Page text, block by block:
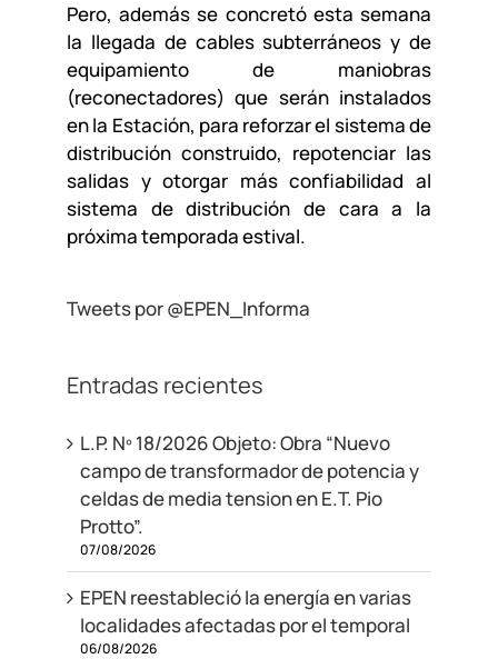
Pero, además se concretó esta semana
la llegada de cables subterráneos y de
equipamiento de maniobras
(reconectadores) que serán instalados
en la Estación, para reforzar el sistema de
distribución construido, repotenciar las
salidas y otorgar más confiabilidad al
sistema de distribución de cara a la
próxima temporada estival.
Tweets por @EPEN_Informa
Entradas recientes
L.P. Nº 18/2026 Objeto: Obra “Nuevo
campo de transformador de potencia y
celdas de media tension en E.T. Pio
Protto”.
07/08/2026
EPEN reestableció la energía en varias
localidades afectadas por el temporal
06/08/2026